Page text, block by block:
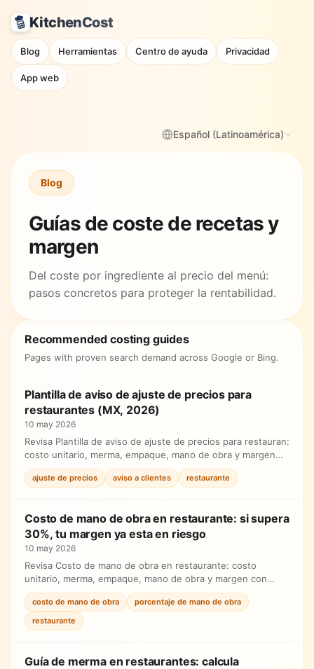
KitchenCost
Blog Herramientas Centro de ayuda Privacidad
App web
Español (Latinoamérica)
Blog
Guías de coste de recetas y
margen
Del coste por ingrediente al precio del menú:
pasos concretos para proteger la rentabilidad.
Recommended costing guides
Pages with proven search demand across Google or Bing.
Plantilla de aviso de ajuste de precios para
restaurantes (MX, 2026)
10 may 2026
Revisa Plantilla de aviso de ajuste de precios para restauran:
costo unitario, merma, empaque, mano de obra y margen
con fórmula simple antes de ajustar precios.
ajuste de precios aviso a clientes restaurante
Costo de mano de obra en restaurante: si supera
30%, tu margen ya esta en riesgo
10 may 2026
Revisa Costo de mano de obra en restaurante: costo
unitario, merma, empaque, mano de obra y margen con
fórmula simple antes de ajustar precios.
costo de mano de obra
porcentaje de mano de obra
restaurante
Guía de merma en restaurantes: calcula